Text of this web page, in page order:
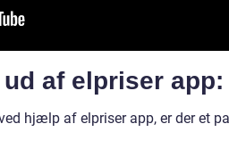
af elpriser app:
hjælp af elpriser app, er der et